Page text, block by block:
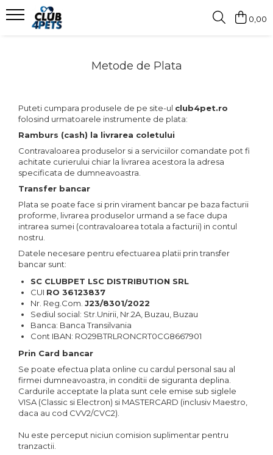
Recompense
Suplimente
Hrana umeda
Recompense
Suplimente
0,00
Metode de Plata
Puteti cumpara produsele de pe site-ul club4pet.ro
folosind urmatoarele instrumente de plata:
Ramburs (cash) la livrarea coletului
Contravaloarea produselor si a serviciilor comandate pot fi
achitate curierului chiar la livrarea acestora la adresa
specificata de dumneavoastra.
Transfer bancar
Plata se poate face si prin virament bancar pe baza facturii
proforme, livrarea produselor urmand a se face dupa
intrarea sumei (contravaloarea totala a facturii) in contul
nostru.
Datele necesare pentru efectuarea platii prin transfer
bancar sunt:
SC CLUBPET LSC DISTRIBUTION SRL
CUI RO 36123837
Nr. Reg.Com. J23/8301/2022
Sediul social: Str.Unirii, Nr.2A, Buzau, Buzau
Banca: Banca Transilvania
Cont IBAN: RO29BTRLRONCRT0CG8667901
Prin Card bancar
Se poate efectua plata online cu cardul personal sau al
firmei dumneavoastra, in conditii de siguranta deplina.
Cardurile acceptate la plata sunt cele emise sub siglele
VISA (Classic si Electron) si MASTERCARD (inclusiv Maestro,
daca au cod CVV2/CVC2).
Nu este perceput niciun comision suplimentar pentru
tranzactii.